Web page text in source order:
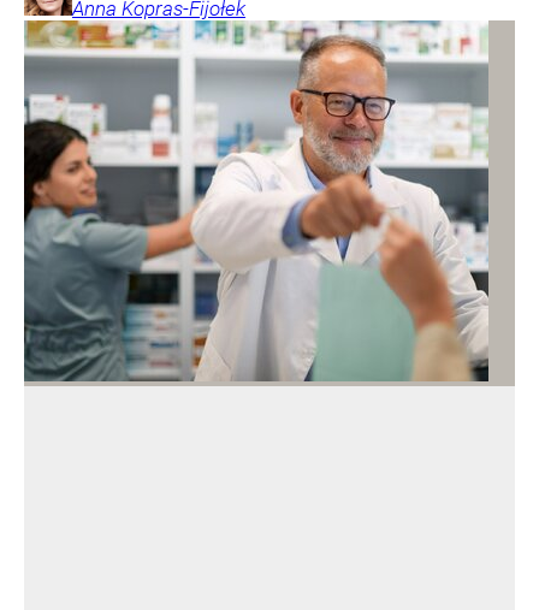
Anna Kopras-Fijołek